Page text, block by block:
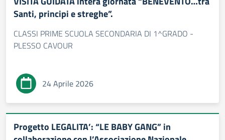
Santi, principi e streghe”.
CLASSI PRIME SCUOLA SECONDARIA DI 1^GRADO -
PLESSO CAVOUR
24 Aprile 2026
Progetto LEGALITA’: “LE BABY GANG” in